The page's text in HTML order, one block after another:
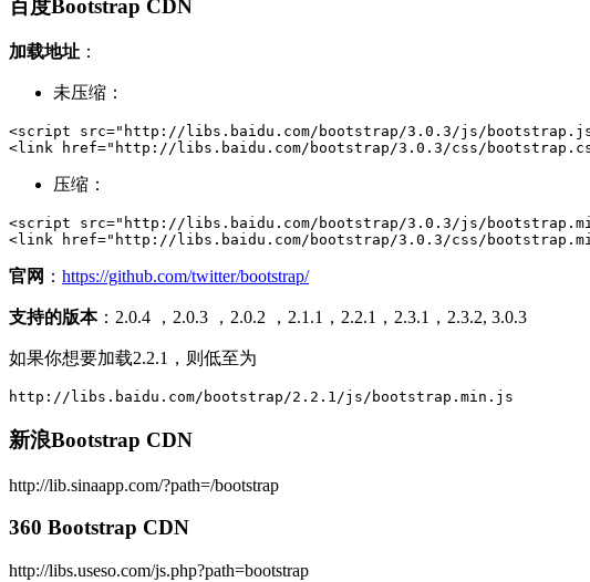
百度Bootstrap CDN
加载地址 ：
未压缩：
<script src="http://libs.baidu.com/bootstrap/3.0.3/js/
<link href="http://libs.baidu.com/bootstrap/3.0.3/css/
压缩：
<script src="http://libs.baidu.com/bootstrap/3.0.3/js/
<link href="http://libs.baidu.com/bootstrap/3.0.3/css/
官网 ： https://github.com/twitter/bootstrap/
支持的版本：2.0.4 ，2.0.3 ，2.0.2 ，2.1.1，2.2.1，2.3.1，2.3.2, 3.0.3
如果你想要加载2.2.1，则低至为
http://libs.baidu.com/bootstrap/2.2.1/js/bootstrap.min.js
新浪Bootstrap CDN
http://lib.sinaapp.com/?path=/bootstrap
360 Bootstrap CDN
http://libs.useso.com/js.php?path=bootstrap